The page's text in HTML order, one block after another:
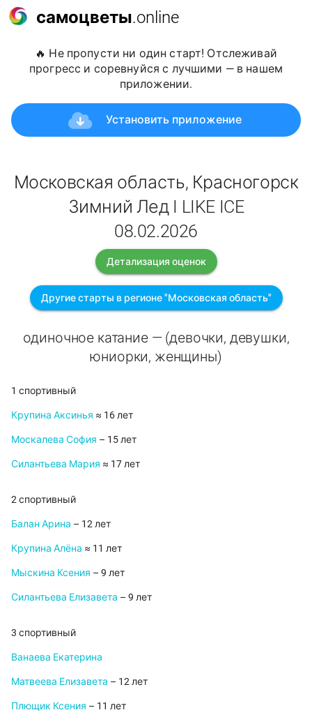
самоцветы.online
🔥 Не пропусти ни один старт! Отслеживай
прогресс и соревнуйся с лучшими — в нашем
приложении.
Установить приложение
Московская область, Красногорск
Зимний Лед I LIKE ICE
08.02.2026
Детализация оценок
Другие старты в регионе "Московская область"
одиночное катание — (девочки, девушки,
юниорки, женщины)
1 спортивный
Крупина Аксинья ≈ 16 лет
Москалева София – 15 лет
Силантьева Мария ≈ 17 лет
2 спортивный
Балан Арина – 12 лет
Крупина Алёна ≈ 11 лет
Мыскина Ксения – 9 лет
Силантьева Елизавета – 9 лет
3 спортивный
Ванаева Екатерина
Матвеева Елизавета – 12 лет
Плющик Ксения – 11 лет